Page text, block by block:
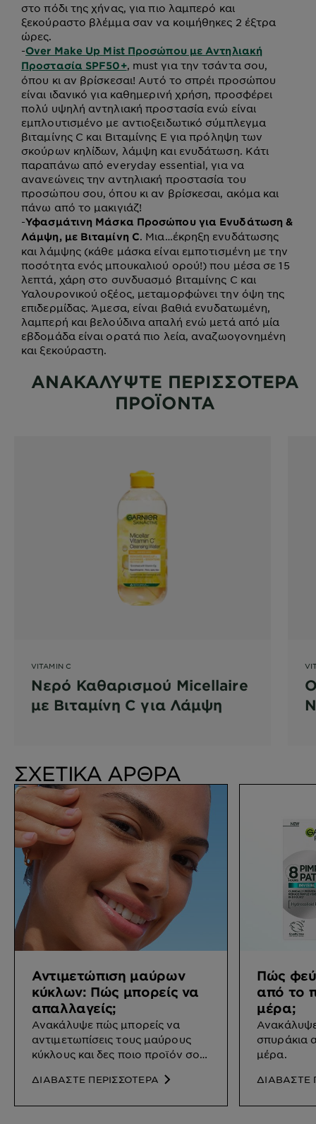
στο πόδι της χήνας, για πιο λαμπερό και
ξεκούραστο βλέμμα σαν να κοιμήθηκες 2 έξτρα
ώρες.
-Over Make Up Mist Προσώπου με Αντηλιακή
Προστασία SPF50+, must για την τσάντα σου,
όπου κι αν βρίσκεσαι! Αυτό το σπρέι προσώπου
είναι ιδανικό για καθημερινή χρήση, προσφέρει
πολύ υψηλή αντηλιακή προστασία ενώ είναι
εμπλουτισμένο με αντιοξειδωτικό σύμπλεγμα
βιταμίνης C και Βιταμίνης Ε για πρόληψη των
σκούρων κηλίδων, λάμψη και ενυδάτωση. Κάτι
παραπάνω από everyday essential, για να
ανανεώνεις την αντηλιακή προστασία του
προσώπου σου, όπου κι αν βρίσκεσαι, ακόμα και
πάνω από το μακιγιάζ!
-Υφασμάτινη Μάσκα Προσώπου για Ενυδάτωση &
Λάμψη, με Bιταμίνη C. Μια…έκρηξη ενυδάτωσης
και λάμψης (κάθε μάσκα είναι εμποτισμένη με την
ποσότητα ενός μπουκαλιού ορού!) που μέσα σε 15
λεπτά, χάρη στο συνδυασμό βιταμίνης C και
Υαλουρονικού οξέος, μεταμορφώνει την όψη της
επιδερμίδας. Άμεσα, είναι βαθιά ενυδατωμένη,
λαμπερή και βελούδινα απαλή ενώ μετά από μία
εβδομάδα είναι ορατά πιο λεία, αναζωογονημένη
και ξεκούραστη.
ΑΝΑΚΑΛΥΨΤΕ ΠΕΡΙΣΣΟΤΕΡΑ
ΠΡΟΪΟΝΤΑ
VITAMIN C
Νερό Καθαρισμού Micellaire
με Βιταμίνη C για Λάμψη
ΣΧΕΤΙΚΑ ΑΡΘΡΑ
Αντιμετώπιση μαύρων
κύκλων: Πώς μπορείς να
απαλλαγείς;
Ανακάλυψε πώς μπορείς να
αντιμετωπίσεις τους μαύρους
κύκλους και δες ποιο προϊόν σου
ΔΙΑΒΑΣΤΕ ΠΕΡΙΣΣΟΤΕΡΑ
Πώς
από το
μέρα;
σπυράκια
μέρα.
ΔΙΑΒΑΣΤΕ